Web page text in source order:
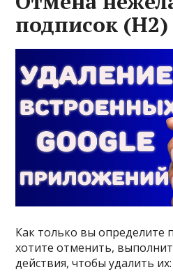
подписок (H2)
Как только вы определите
хотите отменить,
действия, чтобы удалить их: